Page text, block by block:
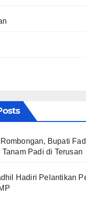
Bupati
Tanam Padi di Terusan
Hadiri Pelantikan